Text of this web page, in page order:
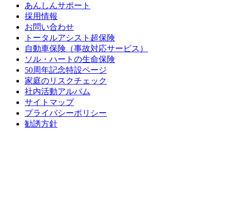
あんしんサポート
採用情報
お問い合わせ
トータルアシスト超保険
自動車保険（事故対応サービス）
ソル・ハートの生命保険
50周年記念特設ページ
家庭のリスクチェック
社内活動アルバム
サイトマップ
プライバシーポリシー
勧誘方針